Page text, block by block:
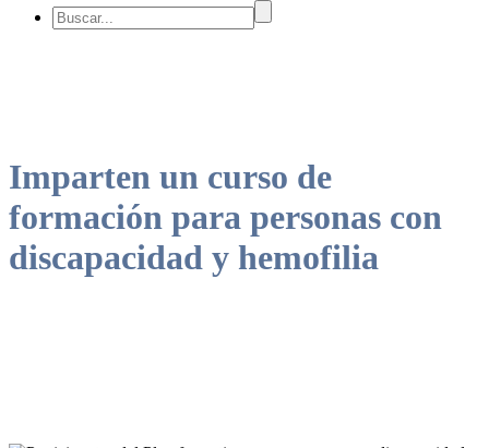
Imparten un curso de
formación para personas con
discapacidad y hemofilia